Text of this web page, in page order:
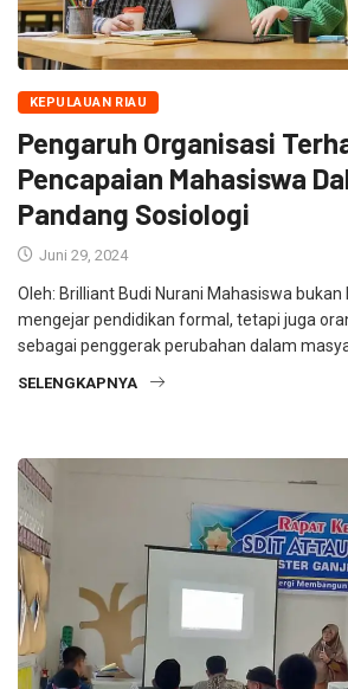
KEPULAUAN RIAU
Pengaruh Organisasi
Pencapaian Mahasiswa
Pandang Sosiologi
Juni 29, 2024
Oleh: Brilliant Budi Nurani Mahasiswa bukan
mengejar pendidikan formal, tetapi juga
sebagai penggerak perubahan dalam
SELENGKAPNYA